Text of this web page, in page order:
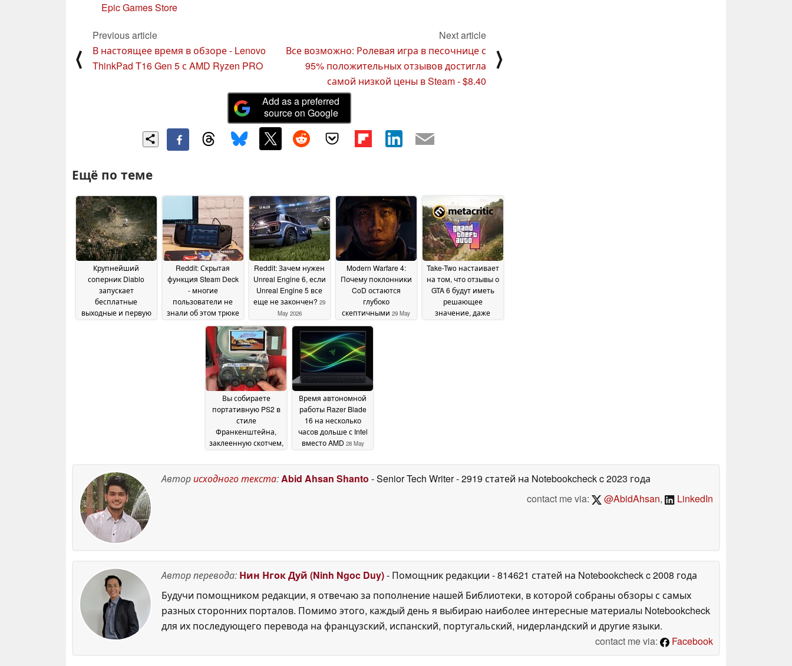
Epic Games Store
⟨
Previous article
В настоящее время в обзоре - Lenovo
ThinkPad T16 Gen 5 с AMD Ryzen PRO
Next article
Все возможно: Ролевая игра в песочнице с
95% положительных отзывов достигла
самой низкой цены в Steam - $8.40
⟩
Add as a preferred
source on Google
Ещё по теме
Крупнейший
соперник Diablo
запускает
бесплатные
выходные и первую
Reddit: Скрытая
функция Steam Deck
- многие
пользователи не
знали об этом трюке
30 May 2026
Reddit: Зачем нужен
Unreal Engine 6, если
Unreal Engine 5 все
еще не закончен? 29
May 2026
Modern Warfare 4:
Почему поклонники
CoD остаются
глубоко
скептичными 29 May
2026
Take-Two настаивает
на том, что отзывы о
GTA 6 будут иметь
решающее
значение, даже
Вы собираете
портативную PS2 в
стиле
Франкенштейна,
заклеенную скотчем,
автономной работы
Время автономной
работы Razer Blade
16 на несколько
часов дольше с Intel
вместо AMD 28 May
Авторисходного текста:Abid Ahsan Shanto - Senior Tech Writer- 2919 статей на Notebookcheckc 2023 года
contact me via:
@AbidAhsan, LinkedIn
Автор перевода: Нин Нгок Дуй (Ninh Ngoc Duy)- Помощник редакции - 814621 статей на Notebookcheckc 2008 года
Будучи помощником редакции, я отвечаю за пополнение нашей Библиотеки, в которой собраны обзоры с самых
разных сторонних порталов. Помимо этого, каждый день я выбираю наиболее интересные материалы Notebookcheck
для их последующего перевода на французский, испанский, португальский, нидерландский и другие языки.
contact me via:
Facebook